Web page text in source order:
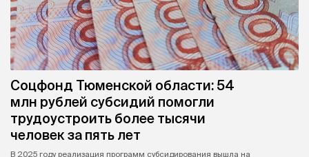
Соцфонд Тюменской области: 54
млн рублей субсидий помогли
трудоустроить более тысячи
человек за пять лет
В 2025 году реализация программ субсидирования вышла на